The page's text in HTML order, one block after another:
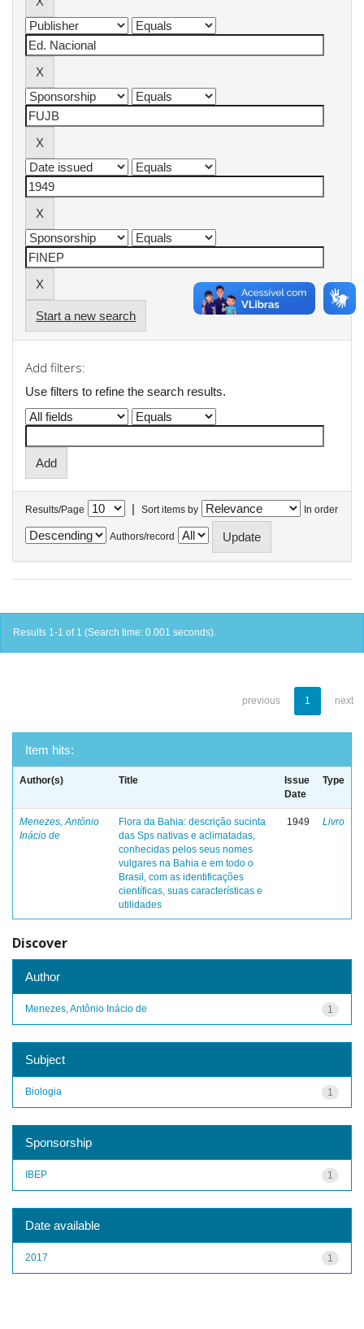
Start a new search
Add filters:
Use filters to refine the search results.
Results/Page | Sort items by In order
Authors/record
Results 1-1 of 1 (Search time: 0.001 seconds).
previous 1 next
Item hits:
Author(s) Title
Issue
Date
Type
Menezes, Antônio
Inácio de
Flora da Bahia: descrição sucinta
das Sps nativas e aclimatadas,
conhecidas pelos seus nomes
vulgares na Bahia e em todo o
Brasil, com as identificações
científicas, suas características e
utilidades
1949 Livro
Discover
Author
1
Menezes, Antônio Inácio de
Subject
1
Biologia
Sponsorship
1
IBEP
Date available
1
2017